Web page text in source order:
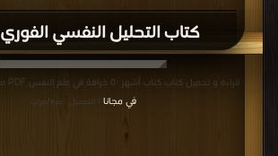
كتاب التحليل النفسي الفوري PDF
قراءة و تحميل كتاب كتاب أشهر ٥٠ خرافة في علم النفس PDF مجانا | مكتبة >
في مجانا | التحميل : مرة/مرات